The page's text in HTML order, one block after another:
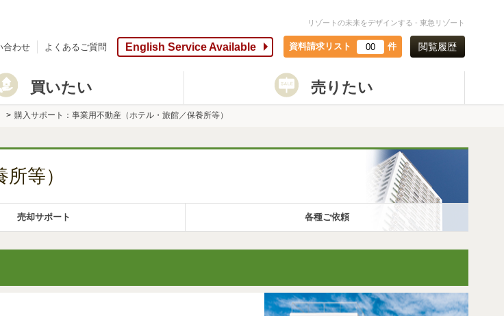
リゾートの未来をデザインする - 東急リゾート
合わせ よくあるご質問 English Service Available 資料請求リスト 00 件 閲覧履歴
買いたい 売りたい
購入サポート：事業用不動産（ホテル・旅館／保養所等）
等）
売却サポート 各種ご依頼